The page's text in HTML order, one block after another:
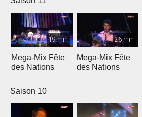
19 min
Mega-Mix Fête
des Nations
26 min
Mega-Mix Fête
des Nations
Saison 10